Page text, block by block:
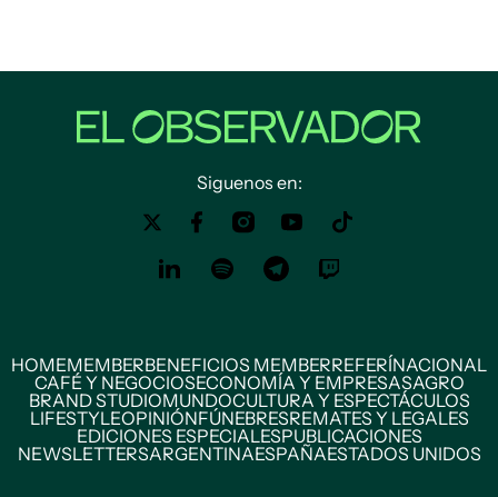
Siguenos en:
HOMEMEMBERBENEFICIOS MEMBERREFERÍNACIONAL
CAFÉ Y NEGOCIOSECONOMÍA Y EMPRESASAGRO
BRAND STUDIOMUNDOCULTURA Y ESPECTÁCULOS
LIFESTYLEOPINIÓNFÚNEBRESREMATES Y LEGALES
EDICIONES ESPECIALESPUBLICACIONES
NEWSLETTERSARGENTINAESPAÑAESTADOS UNIDOS